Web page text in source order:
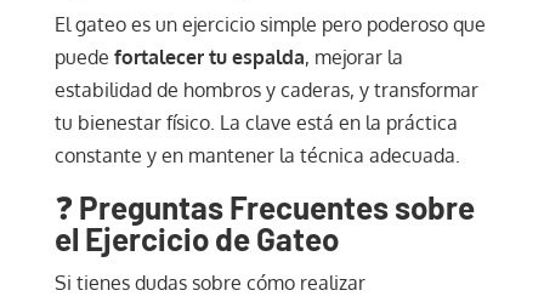
El gateo es un ejercicio simple pero poderoso que
puede fortalecer tu espalda, mejorar la
estabilidad de hombros y caderas, y transformar
tu bienestar físico. La clave está en la práctica
constante y en mantener la técnica adecuada.
❓Preguntas Frecuentes sobre
el Ejercicio de Gateo
Si tienes dudas sobre cómo realizar